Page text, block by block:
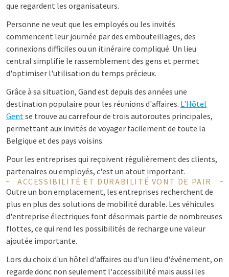
que regardent les organisateurs.
Personne ne veut que les employés ou les invités
commencent leur journée par des embouteillages, des
connexions difficiles ou un itinéraire compliqué. Un lieu
central simplifie le rassemblement des gens et permet
d'optimiser l'utilisation du temps précieux.
Grâce à sa situation, Gand est depuis des années une
destination populaire pour les réunions d'affaires. L'Hôtel
Gentse trouve au carrefour de trois autoroutes principales,
permettant aux invités de voyager facilement de toute la
Belgique et des pays voisins.
Pour les entreprises qui reçoivent régulièrement des clients,
partenaires ou employés, c'est un atout important.
ACCESSIBILITÉ ET DURABILITÉ VONT DE PAIR
Outre un bon emplacement, les entreprises recherchent de
plus en plus des solutions de mobilité durable. Les véhicules
d'entreprise électriques font désormais partie de nombreuses
flottes, ce qui rend les possibilités de recharge une valeur
ajoutée importante.
Lors du choix d'un hôtel d'affaires ou d'un lieu d'événement, on
regarde donc non seulement l'accessibilité mais aussi les